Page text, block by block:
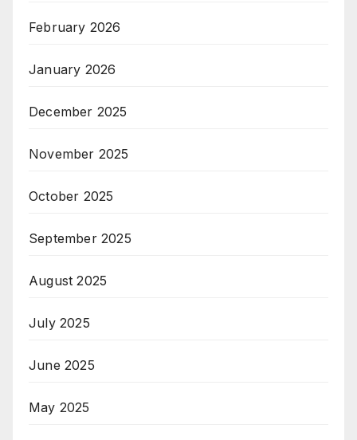
February 2026
January 2026
December 2025
November 2025
October 2025
September 2025
August 2025
July 2025
June 2025
May 2025